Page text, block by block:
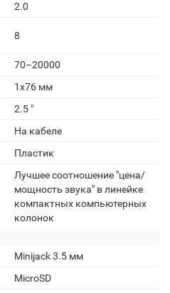
2.0
8
70–20000
1х76 мм
2.5 "
На кабеле
Пластик
Лучшее соотношение "цена/
мощность звука" в линейке
компактных компьютерных
колонок
Minijack 3.5 мм
MicroSD